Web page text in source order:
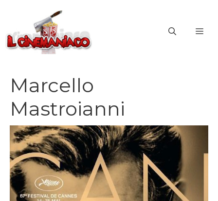
contenuto
Marcello
Mastroianni